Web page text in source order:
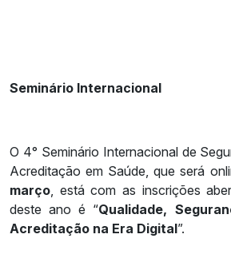
Seminário Internacional
O 4° Seminário Internacional de
Acreditação em Saúde, que será
março, está com as inscrições
deste ano é “Qualidade,
Acreditação na Era Digital”.